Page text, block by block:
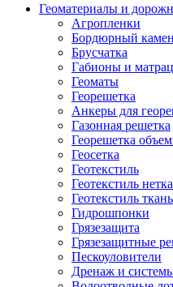
Геоматериалы и
Агропленки
Бордюрный
Брусчатка
Габионы и
Геоматы
Георешетка
Анкеры для
Газонная решетка
Георешетка
Геосетка
Геотекстиль
Геотекстиль
Геотекстиль
Гидрошпонки
Грязезащита
Грязезащитные
Пескоуловители
Дренаж и